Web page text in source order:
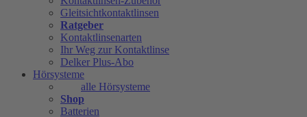
Gleitsichtkontaktlinsen
Ratgeber
Kontaktlinsenarten
Ihr Weg zur Kontaktlinse
Delker Plus-Abo
Hörsysteme
alle Hörsysteme
Shop
Batterien